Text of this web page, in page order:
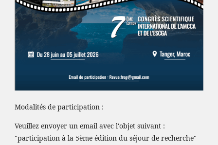
Modalités de participation :
Veuillez envoyer un email avec l'objet suivant :
"participation à la 5ème édition du séjour de recherche"